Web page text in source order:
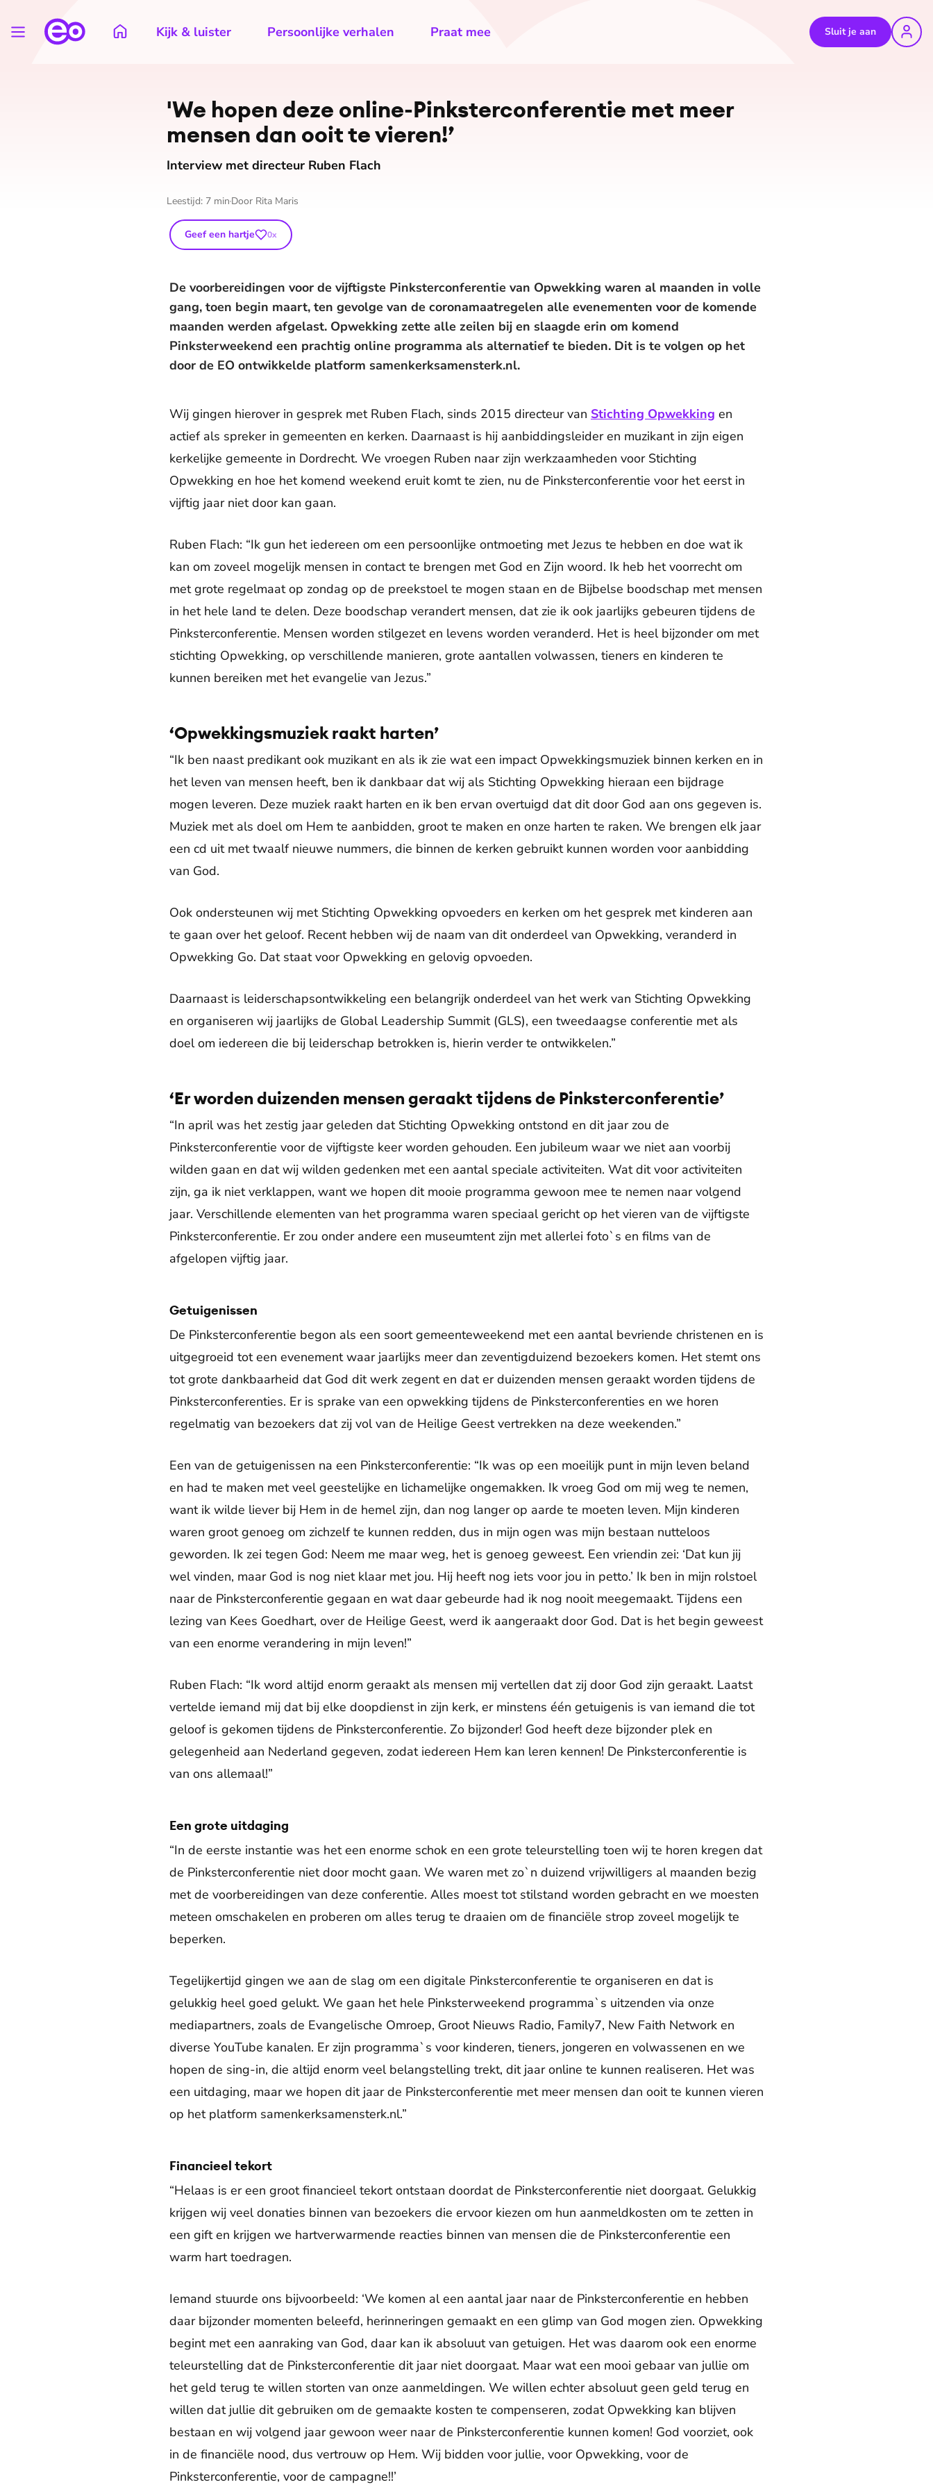
Kijk & luister Persoonlijke verhalen Praat mee Sluit je aan
'We hopen deze online-Pink­ster­con­fe­ren­tie met meer
mensen dan ooit te vieren!’
Interview met directeur Ruben Flach
Leestijd: 7 min Door Rita Maris
Geef een hartje 0x
De voorbereidingen voor de vijftigste Pinksterconferentie van Opwekking waren al maanden in volle
gang, toen begin maart, ten gevolge van de coronamaatregelen alle evenementen voor de komende
maanden werden afgelast. Opwekking zette alle zeilen bij en slaagde erin om komend
Pinksterweekend een prachtig online programma als alternatief te bieden. Dit is te volgen op het
door de EO ontwikkelde platform samenkerksamensterk.nl.
Wij gingen hierover in gesprek met Ruben Flach, sinds 2015 directeur van Stichting Opwekking en
actief als spreker in gemeenten en kerken. Daarnaast is hij aanbiddingsleider en muzikant in zijn eigen
kerkelijke gemeente in Dordrecht. We vroegen Ruben naar zijn werkzaamheden voor Stichting
Opwekking en hoe het komend weekend eruit komt te zien, nu de Pinksterconferentie voor het eerst in
vijftig jaar niet door kan gaan.
Ruben Flach: “Ik gun het iedereen om een persoonlijke ontmoeting met Jezus te hebben en doe wat ik
kan om zoveel mogelijk mensen in contact te brengen met God en Zijn woord. Ik heb het voorrecht om
met grote regelmaat op zondag op de preekstoel te mogen staan en de Bijbelse boodschap met mensen
in het hele land te delen. Deze boodschap verandert mensen, dat zie ik ook jaarlijks gebeuren tijdens de
Pinksterconferentie. Mensen worden stilgezet en levens worden veranderd. Het is heel bijzonder om met
stichting Opwekking, op verschillende manieren, grote aantallen volwassen, tieners en kinderen te
kunnen bereiken met het evangelie van Jezus.”
‘Opwekkingsmuziek raakt harten’
“Ik ben naast predikant ook muzikant en als ik zie wat een impact Opwekkingsmuziek binnen kerken en in
het leven van mensen heeft, ben ik dankbaar dat wij als Stichting Opwekking hieraan een bijdrage
mogen leveren. Deze muziek raakt harten en ik ben ervan overtuigd dat dit door God aan ons gegeven is.
Muziek met als doel om Hem te aanbidden, groot te maken en onze harten te raken. We brengen elk jaar
een cd uit met twaalf nieuwe nummers, die binnen de kerken gebruikt kunnen worden voor aanbidding
van God.
Ook ondersteunen wij met Stichting Opwekking opvoeders en kerken om het gesprek met kinderen aan
te gaan over het geloof. Recent hebben wij de naam van dit onderdeel van Opwekking, veranderd in
Opwekking Go. Dat staat voor Opwekking en gelovig opvoeden.
Daarnaast is leiderschapsontwikkeling een belangrijk onderdeel van het werk van Stichting Opwekking
en organiseren wij jaarlijks de Global Leadership Summit (GLS), een tweedaagse conferentie met als
doel om iedereen die bij leiderschap betrokken is, hierin verder te ontwikkelen.”
‘Er worden duizenden mensen geraakt tijdens de Pinksterconferentie’
“In april was het zestig jaar geleden dat Stichting Opwekking ontstond en dit jaar zou de
Pinksterconferentie voor de vijftigste keer worden gehouden. Een jubileum waar we niet aan voorbij
wilden gaan en dat wij wilden gedenken met een aantal speciale activiteiten. Wat dit voor activiteiten
zijn, ga ik niet verklappen, want we hopen dit mooie programma gewoon mee te nemen naar volgend
jaar. Verschillende elementen van het programma waren speciaal gericht op het vieren van de vijftigste
Pinksterconferentie. Er zou onder andere een museumtent zijn met allerlei foto`s en films van de
afgelopen vijftig jaar.
Getuigenissen
De Pinksterconferentie begon als een soort gemeenteweekend met een aantal bevriende christenen en is
uitgegroeid tot een evenement waar jaarlijks meer dan zeventigduizend bezoekers komen. Het stemt ons
tot grote dankbaarheid dat God dit werk zegent en dat er duizenden mensen geraakt worden tijdens de
Pinksterconferenties. Er is sprake van een opwekking tijdens de Pinksterconferenties en we horen
regelmatig van bezoekers dat zij vol van de Heilige Geest vertrekken na deze weekenden.”
Een van de getuigenissen na een Pinksterconferentie: “Ik was op een moeilijk punt in mijn leven beland
en had te maken met veel geestelijke en lichamelijke ongemakken. Ik vroeg God om mij weg te nemen,
want ik wilde liever bij Hem in de hemel zijn, dan nog langer op aarde te moeten leven. Mijn kinderen
waren groot genoeg om zichzelf te kunnen redden, dus in mijn ogen was mijn bestaan nutteloos
geworden. Ik zei tegen God: Neem me maar weg, het is genoeg geweest. Een vriendin zei: ‘Dat kun jij
wel vinden, maar God is nog niet klaar met jou. Hij heeft nog iets voor jou in petto.’ Ik ben in mijn rolstoel
naar de Pinksterconferentie gegaan en wat daar gebeurde had ik nog nooit meegemaakt. Tijdens een
lezing van Kees Goedhart, over de Heilige Geest, werd ik aangeraakt door God. Dat is het begin geweest
van een enorme verandering in mijn leven!”
Ruben Flach: “Ik word altijd enorm geraakt als mensen mij vertellen dat zij door God zijn geraakt. Laatst
vertelde iemand mij dat bij elke doopdienst in zijn kerk, er minstens één getuigenis is van iemand die tot
geloof is gekomen tijdens de Pinksterconferentie. Zo bijzonder! God heeft deze bijzonder plek en
gelegenheid aan Nederland gegeven, zodat iedereen Hem kan leren kennen! De Pinksterconferentie is
van ons allemaal!”
Een grote uitdaging
“In de eerste instantie was het een enorme schok en een grote teleurstelling toen wij te horen kregen dat
de Pinksterconferentie niet door mocht gaan. We waren met zo`n duizend vrijwilligers al maanden bezig
met de voorbereidingen van deze conferentie. Alles moest tot stilstand worden gebracht en we moesten
meteen omschakelen en proberen om alles terug te draaien om de financiële strop zoveel mogelijk te
beperken.
Tegelijkertijd gingen we aan de slag om een digitale Pinksterconferentie te organiseren en dat is
gelukkig heel goed gelukt. We gaan het hele Pinksterweekend programma`s uitzenden via onze
mediapartners, zoals de Evangelische Omroep, Groot Nieuws Radio, Family7, New Faith Network en
diverse YouTube kanalen. Er zijn programma`s voor kinderen, tieners, jongeren en volwassenen en we
hopen de sing-in, die altijd enorm veel belangstelling trekt, dit jaar online te kunnen realiseren. Het was
een uitdaging, maar we hopen dit jaar de Pinksterconferentie met meer mensen dan ooit te kunnen vieren
op het platform samenkerksamensterk.nl.”
Financieel tekort
“Helaas is er een groot financieel tekort ontstaan doordat de Pinksterconferentie niet doorgaat. Gelukkig
krijgen wij veel donaties binnen van bezoekers die ervoor kiezen om hun aanmeldkosten om te zetten in
een gift en krijgen we hartverwarmende reacties binnen van mensen die de Pinksterconferentie een
warm hart toedragen.
Iemand stuurde ons bijvoorbeeld: ‘We komen al een aantal jaar naar de Pinksterconferentie en hebben
daar bijzonder momenten beleefd, herinneringen gemaakt en een glimp van God mogen zien. Opwekking
begint met een aanraking van God, daar kan ik absoluut van getuigen. Het was daarom ook een enorme
teleurstelling dat de Pinksterconferentie dit jaar niet doorgaat. Maar wat een mooi gebaar van jullie om
het geld terug te willen storten van onze aanmeldingen. We willen echter absoluut geen geld terug en
willen dat jullie dit gebruiken om de gemaakte kosten te compenseren, zodat Opwekking kan blijven
bestaan en wij volgend jaar gewoon weer naar de Pinksterconferentie kunnen komen! God voorziet, ook
in de financiële nood, dus vertrouw op Hem. Wij bidden voor jullie, voor Opwekking, voor de
Pinksterconferentie, voor de campagne!!’